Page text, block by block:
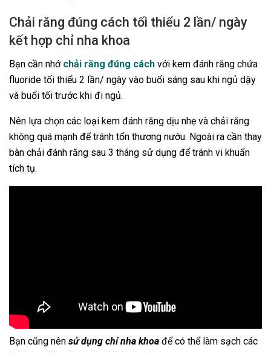
Chải răng đúng cách tối thiểu 2 lần/ ngày
kết hợp chỉ nha khoa
Bạn cần nhớ chải răng đúng cách với kem đánh răng chứa
fluoride tối thiểu 2 lần/ ngày vào buổi sáng sau khi ngủ dậy
và buổi tối trước khi đi ngủ.
Nên lựa chọn các loại kem đánh răng dịu nhẹ và chải răng
không quá mạnh để tránh tổn thương nướu. Ngoài ra cần thay
bàn chải đánh răng sau 3 tháng sử dụng để tránh vi khuẩn
tích tụ.
Bạn cũng nên sử dụng chỉ nha khoa để có thể làm sạch các